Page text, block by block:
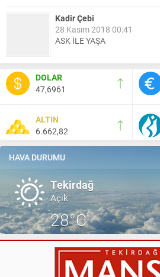
Kadir Çebi
28 Kasım 2018 00:41
ASK İLE YAŞA
Nail Kazanç
10 Mart 2023 21:36
HAYDİ TEKİRDAĞ MAÇA !!!!
Salih Canikli
5 Kasım 2024 19:54
TEKİRDAĞ İL EMNİYET
DOLAR
47,6961
ALTIN
6.662,82
HAVA DURUMU
Tekirdağ
Açık
28°C